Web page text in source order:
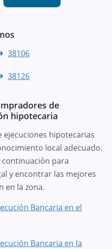
38106
38126
de
hipotecaria
ejecuciones hipotecarias
local adecuado.
para
y encontrar las mejores
en la zona.
Bancaria en el
Bancaria en la